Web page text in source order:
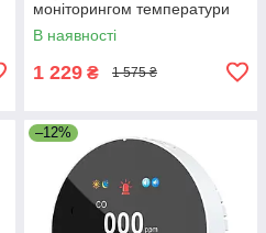
моніторингом температури
та вологості
В наявності
1 229 ₴ 1 575 ₴
–12%